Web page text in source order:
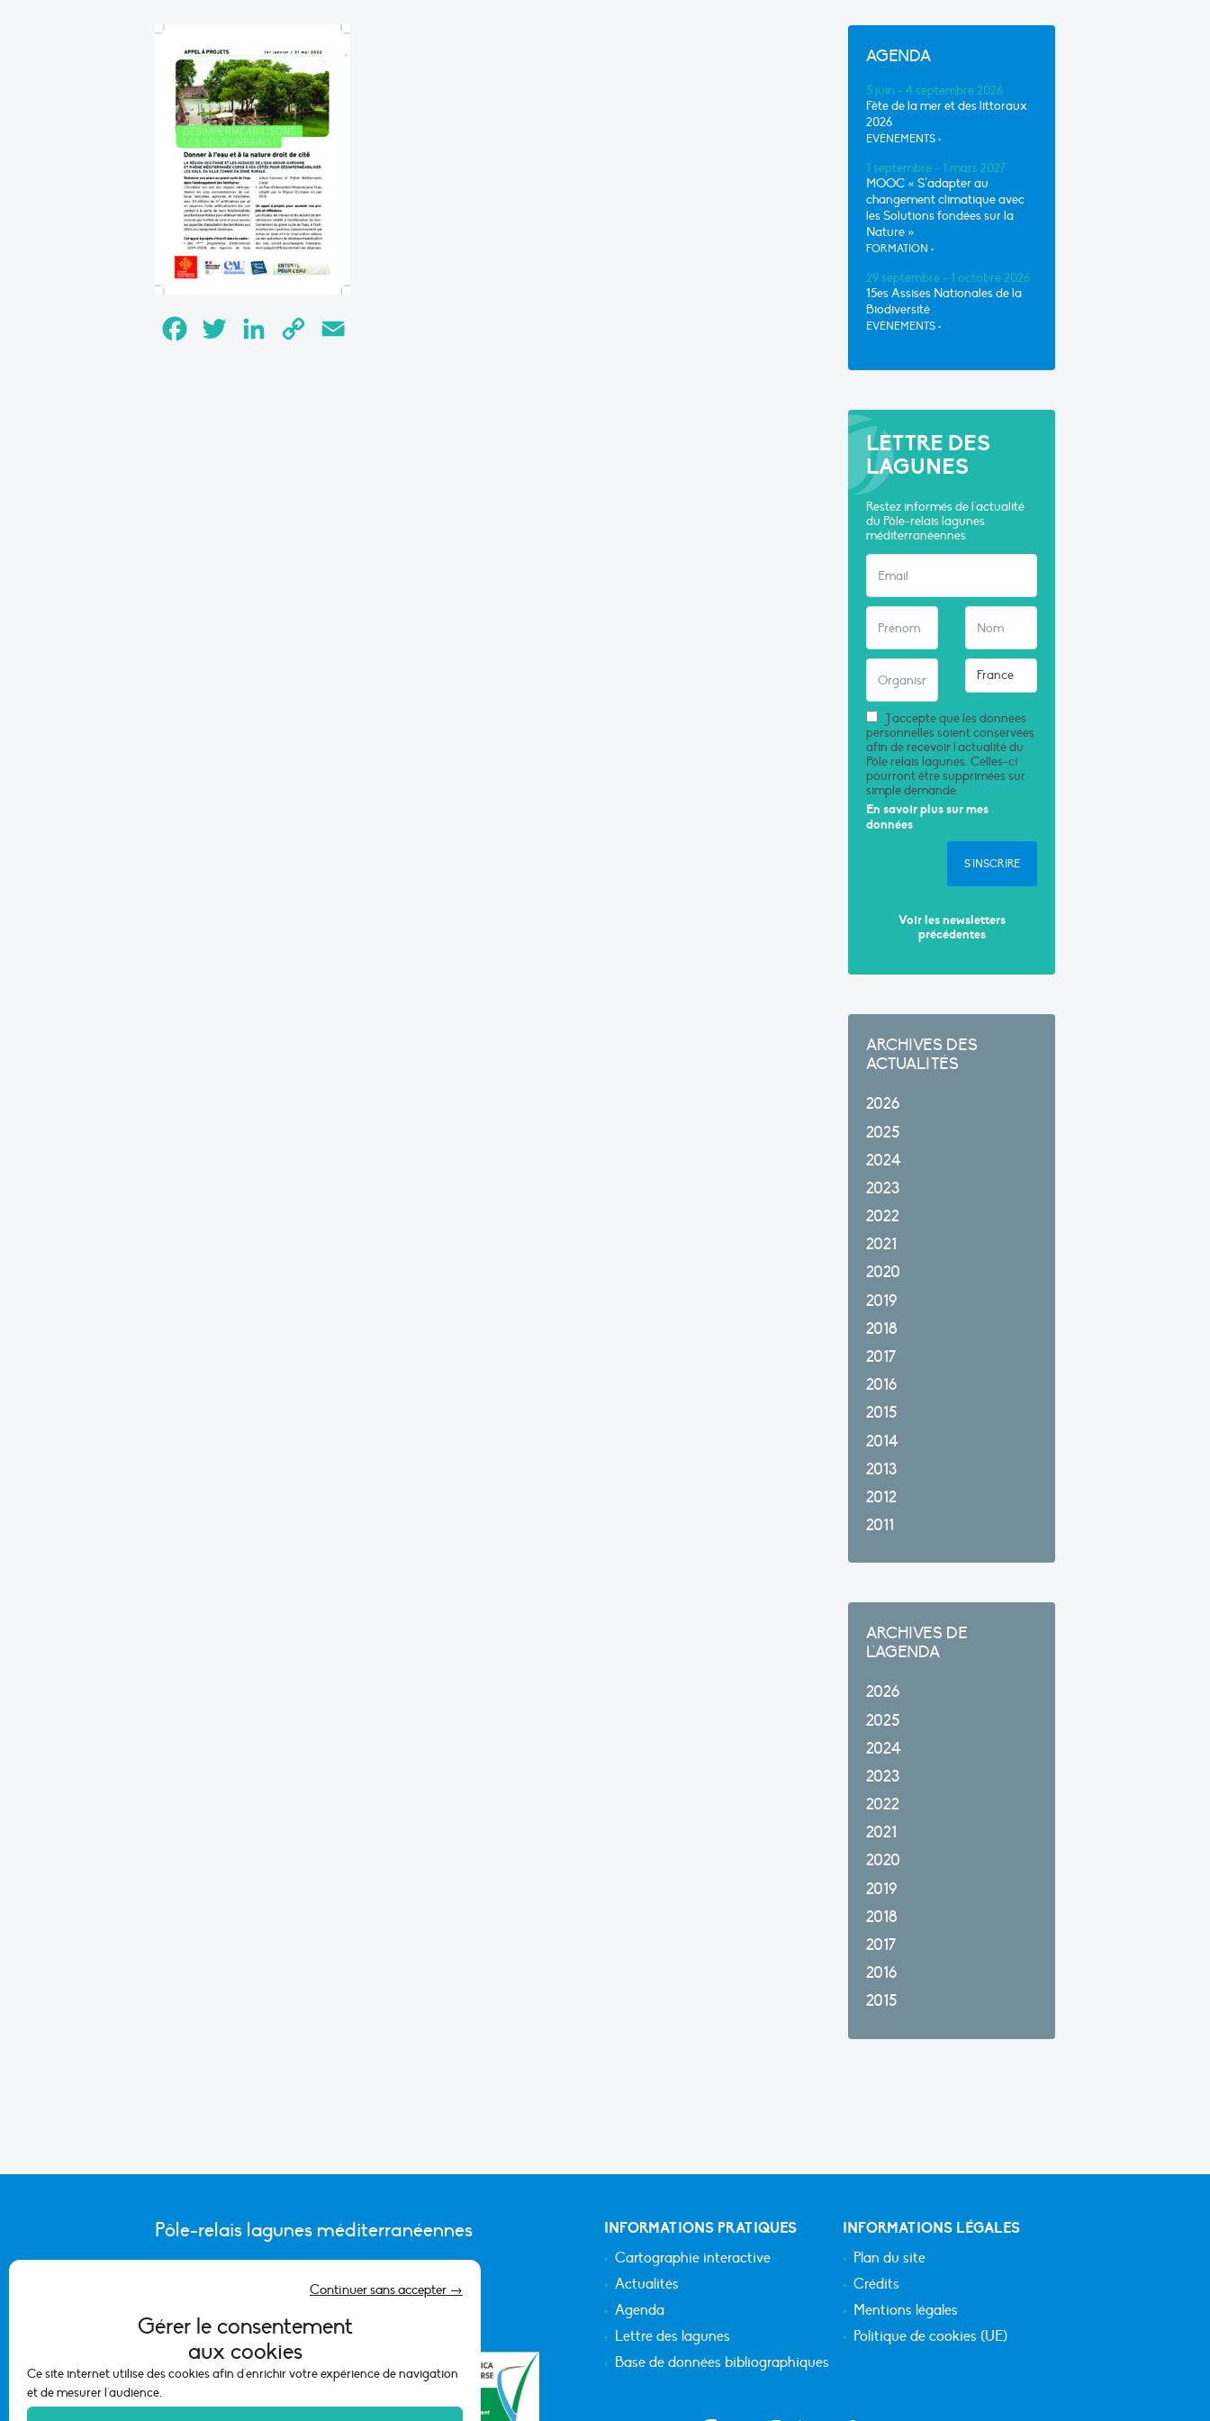
Gérer le consentement
aux cookies
Ce site internet utilise des cookies afin d'enrichir votre expérience de navigation
et de mesurer l'audience.
Continuer sans accepter →
FacebookTwitter LinkedInCopy
AGENDA
5 juin - 4 septembre 2026
Fête de la mer et des littoraux
2026
EVÈNEMENTS •
1 septembre - 1 mars 2027
MOOC « S’adapter au
changement climatique avec
les Solutions fondées sur la
Nature »
FORMATION •
29 septembre - 1 octobre 2026
15es Assises Nationales de la
Biodiversité
EVÈNEMENTS •
LETTRE DES
LAGUNES
Restez informés de l'actualité
du Pôle-relais lagunes
méditerranéennes
J'accepte que les données
personnelles soient conservées
afin de recevoir l'actualité du
Pôle relais lagunes. Celles-ci
pourront être supprimées sur
simple demande.
En savoir plus sur mes
données
S'INSCRIRE
Voir les newsletters
précédentes
ARCHIVES DES
ACTUALITÉS
2026
2025
2024
2023
2022
2021
2020
2019
2018
2017
2016
2015
2014
2013
2012
2011
ARCHIVES DE
L'AGENDA
2026
2025
2024
2023
2022
2021
2020
2019
2018
2017
2016
2015
Pôle-relais lagunes méditerranéennes
CONTACTER L’ÉQUIPE DU PÔLE
INFORMATIONS PRATIQUES
Cartographie interactive
Actualités
Agenda
Lettre des lagunes
Base de données bibliographiques
INFORMATIONS LÉGALES
Plan du site
Crédits
Mentions légales
Politique de cookies (UE)